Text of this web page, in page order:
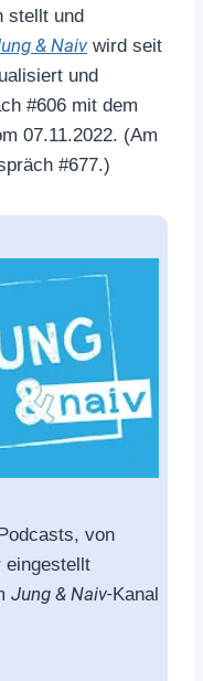
stellt und
& Naivwird seit
und
#606 mit dem
07.11.2022. (Am
#677.)
von
eingestellt
Jung & Naiv-Kanal